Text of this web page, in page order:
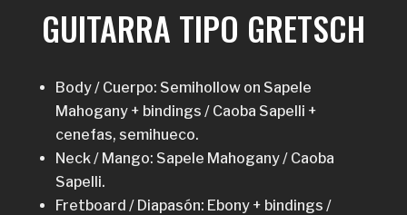
GUITARRA TIPO GRETSCH
Body / Cuerpo: Semihollow on Sapele
Mahogany + bindings / Caoba Sapelli +
cenefas, semihueco.
Neck / Mango: Sapele Mahogany / Caoba
Sapelli.
Fretboard / Diapasón: Ebony + bindings /